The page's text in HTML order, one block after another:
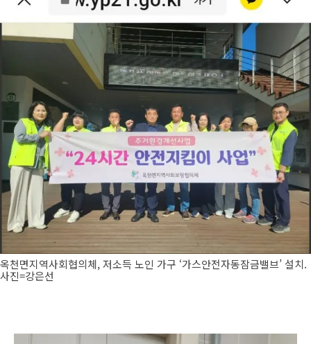
옥천면지역사회협의체, 저소득 노인 가구 ‘가스안전자동잠금밸브’ 설치.
사진=강은선